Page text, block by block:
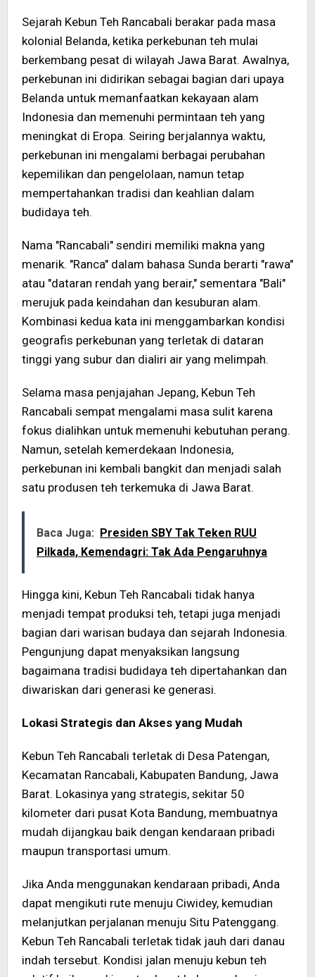
Sejarah Kebun Teh Rancabali berakar pada masa
kolonial Belanda, ketika perkebunan teh mulai
berkembang pesat di wilayah Jawa Barat. Awalnya,
perkebunan ini didirikan sebagai bagian dari upaya
Belanda untuk memanfaatkan kekayaan alam
Indonesia dan memenuhi permintaan teh yang
meningkat di Eropa. Seiring berjalannya waktu,
perkebunan ini mengalami berbagai perubahan
kepemilikan dan pengelolaan, namun tetap
mempertahankan tradisi dan keahlian dalam
budidaya teh.
Nama "Rancabali" sendiri memiliki makna yang
menarik. "Ranca" dalam bahasa Sunda berarti "rawa"
atau "dataran rendah yang berair," sementara "Bali"
merujuk pada keindahan dan kesuburan alam.
Kombinasi kedua kata ini menggambarkan kondisi
geografis perkebunan yang terletak di dataran
tinggi yang subur dan dialiri air yang melimpah.
Selama masa penjajahan Jepang, Kebun Teh
Rancabali sempat mengalami masa sulit karena
fokus dialihkan untuk memenuhi kebutuhan perang.
Namun, setelah kemerdekaan Indonesia,
perkebunan ini kembali bangkit dan menjadi salah
satu produsen teh terkemuka di Jawa Barat.
Baca Juga: Presiden SBY Tak Teken RUU
Pilkada, Kemendagri: Tak Ada Pengaruhnya
Hingga kini, Kebun Teh Rancabali tidak hanya
menjadi tempat produksi teh, tetapi juga menjadi
bagian dari warisan budaya dan sejarah Indonesia.
Pengunjung dapat menyaksikan langsung
bagaimana tradisi budidaya teh dipertahankan dan
diwariskan dari generasi ke generasi.
Lokasi Strategis dan Akses yang Mudah
Kebun Teh Rancabali terletak di Desa Patengan,
Kecamatan Rancabali, Kabupaten Bandung, Jawa
Barat. Lokasinya yang strategis, sekitar 50
kilometer dari pusat Kota Bandung, membuatnya
mudah dijangkau baik dengan kendaraan pribadi
maupun transportasi umum.
Jika Anda menggunakan kendaraan pribadi, Anda
dapat mengikuti rute menuju Ciwidey, kemudian
melanjutkan perjalanan menuju Situ Patenggang.
Kebun Teh Rancabali terletak tidak jauh dari danau
indah tersebut. Kondisi jalan menuju kebun teh